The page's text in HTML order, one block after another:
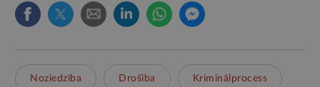
Noziedzība Drošība Kriminālprocess